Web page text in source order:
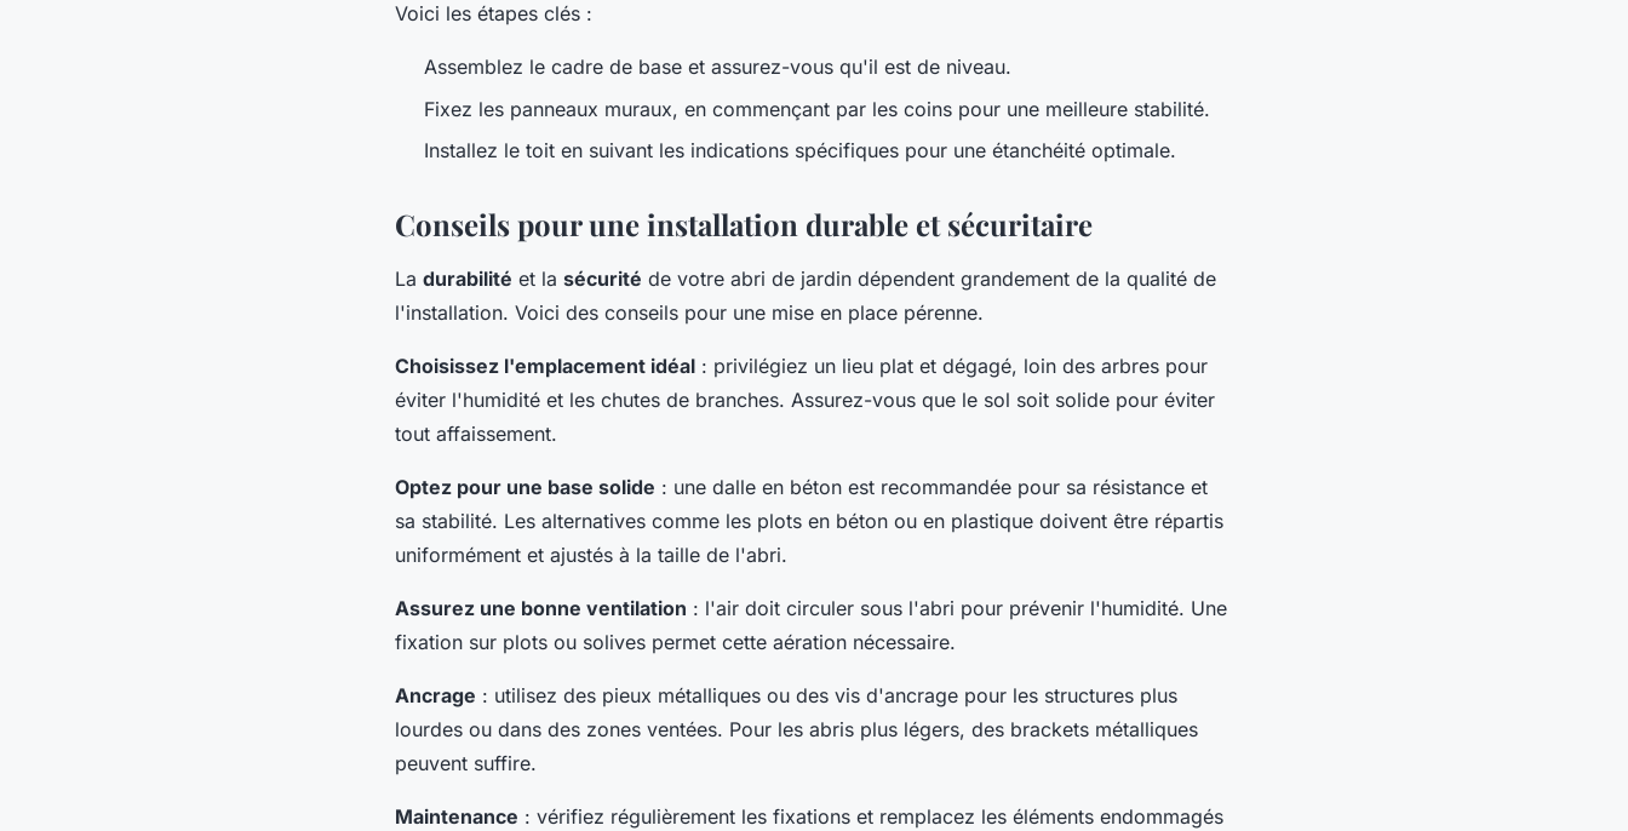
Voici les étapes clés :
Assemblez le cadre de base et assurez-vous qu'il est de niveau.
Fixez les panneaux muraux, en commençant par les coins pour une meilleure stabilité.
Installez le toit en suivant les indications spécifiques pour une étanchéité optimale.
Conseils pour une installation durable et sécuritaire
La durabilité et la sécurité de votre abri de jardin dépendent grandement de la qualité de
l'installation. Voici des conseils pour une mise en place pérenne.
Choisissez l'emplacement idéal : privilégiez un lieu plat et dégagé, loin des arbres pour
éviter l'humidité et les chutes de branches. Assurez-vous que le sol soit solide pour éviter
tout affaissement.
Optez pour une base solide : une dalle en béton est recommandée pour sa résistance et
sa stabilité. Les alternatives comme les plots en béton ou en plastique doivent être répartis
uniformément et ajustés à la taille de l'abri.
Assurez une bonne ventilation : l'air doit circuler sous l'abri pour prévenir l'humidité. Une
fixation sur plots ou solives permet cette aération nécessaire.
Ancrage : utilisez des pieux métalliques ou des vis d'ancrage pour les structures plus
lourdes ou dans des zones ventées. Pour les abris plus légers, des brackets métalliques
peuvent suffire.
Maintenance : vérifiez régulièrement les fixations et remplacez les éléments endommagés